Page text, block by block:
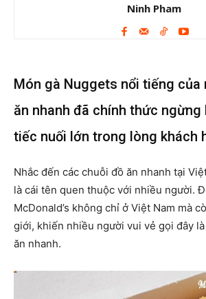
Ninh Pham
Món gà Nuggets nổi tiếng của
ăn nhanh đã chính thức ngừng
tiếc nuối lớn trong lòng khách
Nhắc đến các chuỗi đồ ăn nhanh tại
là cái tên quen thuộc với nhiều người.
McDonald’s không chỉ ở Việt Nam mà
giới, khiến nhiều người vui vẻ gọi đây là
ăn nhanh.